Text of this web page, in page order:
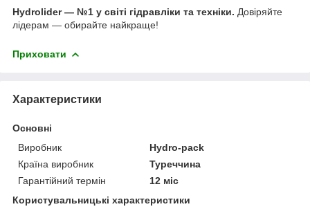
Hydrolider — №1 у світі гідравліки та техніки. Довіряйте
лідерам — обирайте найкраще!
Приховати
Характеристики
Основні
Виробник
Hydro-pack
Країна виробник
Туреччина
Гарантійний термін
12 міс
Користувальницькі характеристики